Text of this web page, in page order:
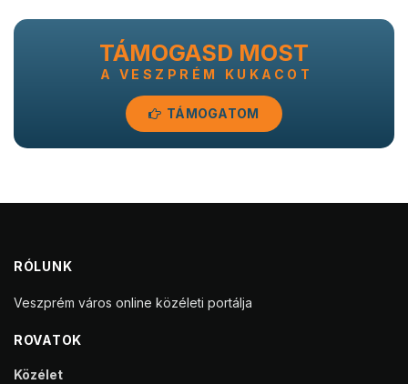
TÁMOGASD MOST
A VESZPRÉM KUKACOT
TÁMOGATOM
RÓLUNK
Veszprém város online közéleti portálja
ROVATOK
Közélet